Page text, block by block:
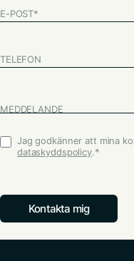
E-POST*
TELEFON
MEDDELANDE
Godkännande*
Jag godkänner att mina
dataskyddspolicy.*
Kontakta mig